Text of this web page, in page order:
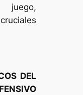
juego,
DEL